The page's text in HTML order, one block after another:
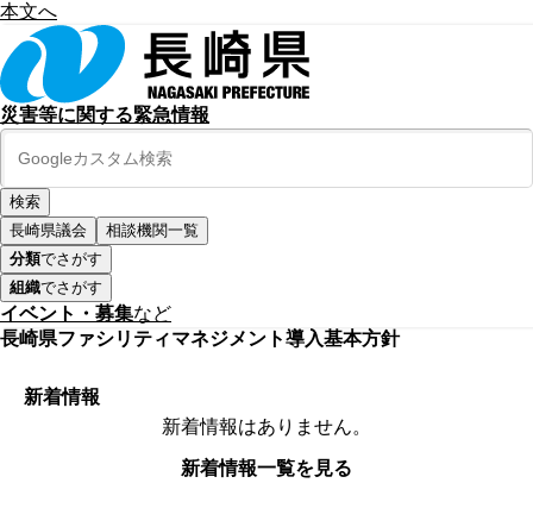
本文へ
災害等に関する緊急情報
長崎県議会
相談機関一覧
分類でさがす
組織でさがす
イベント・募集など
長崎県ファシリティマネジメント導入基本方針
新着情報
新着情報はありません。
新着情報一覧を見る